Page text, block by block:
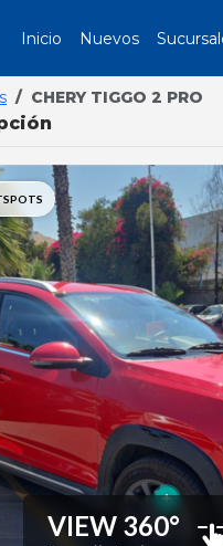
Inicio Nuevos
CHERY TIGGO 2 PRO